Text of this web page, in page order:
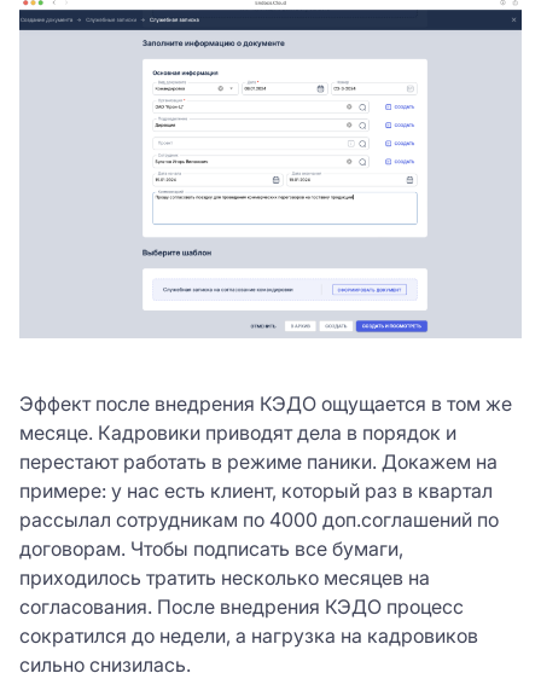
Эффект после внедрения КЭДО ощущается в том же
месяце. Кадровики приводят дела в порядок и
перестают работать в режиме паники. Докажем на
примере: у нас есть клиент, который раз в квартал
рассылал сотрудникам по 4000 доп.соглашений по
договорам. Чтобы подписать все бумаги,
приходилось тратить несколько месяцев на
согласования. После внедрения КЭДО процесс
сократился до недели, а нагрузка на кадровиков
сильно снизилась.